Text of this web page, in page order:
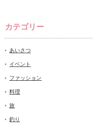
カテゴリー
あいさつ
イベント
ファッション
料理
旅
釣り